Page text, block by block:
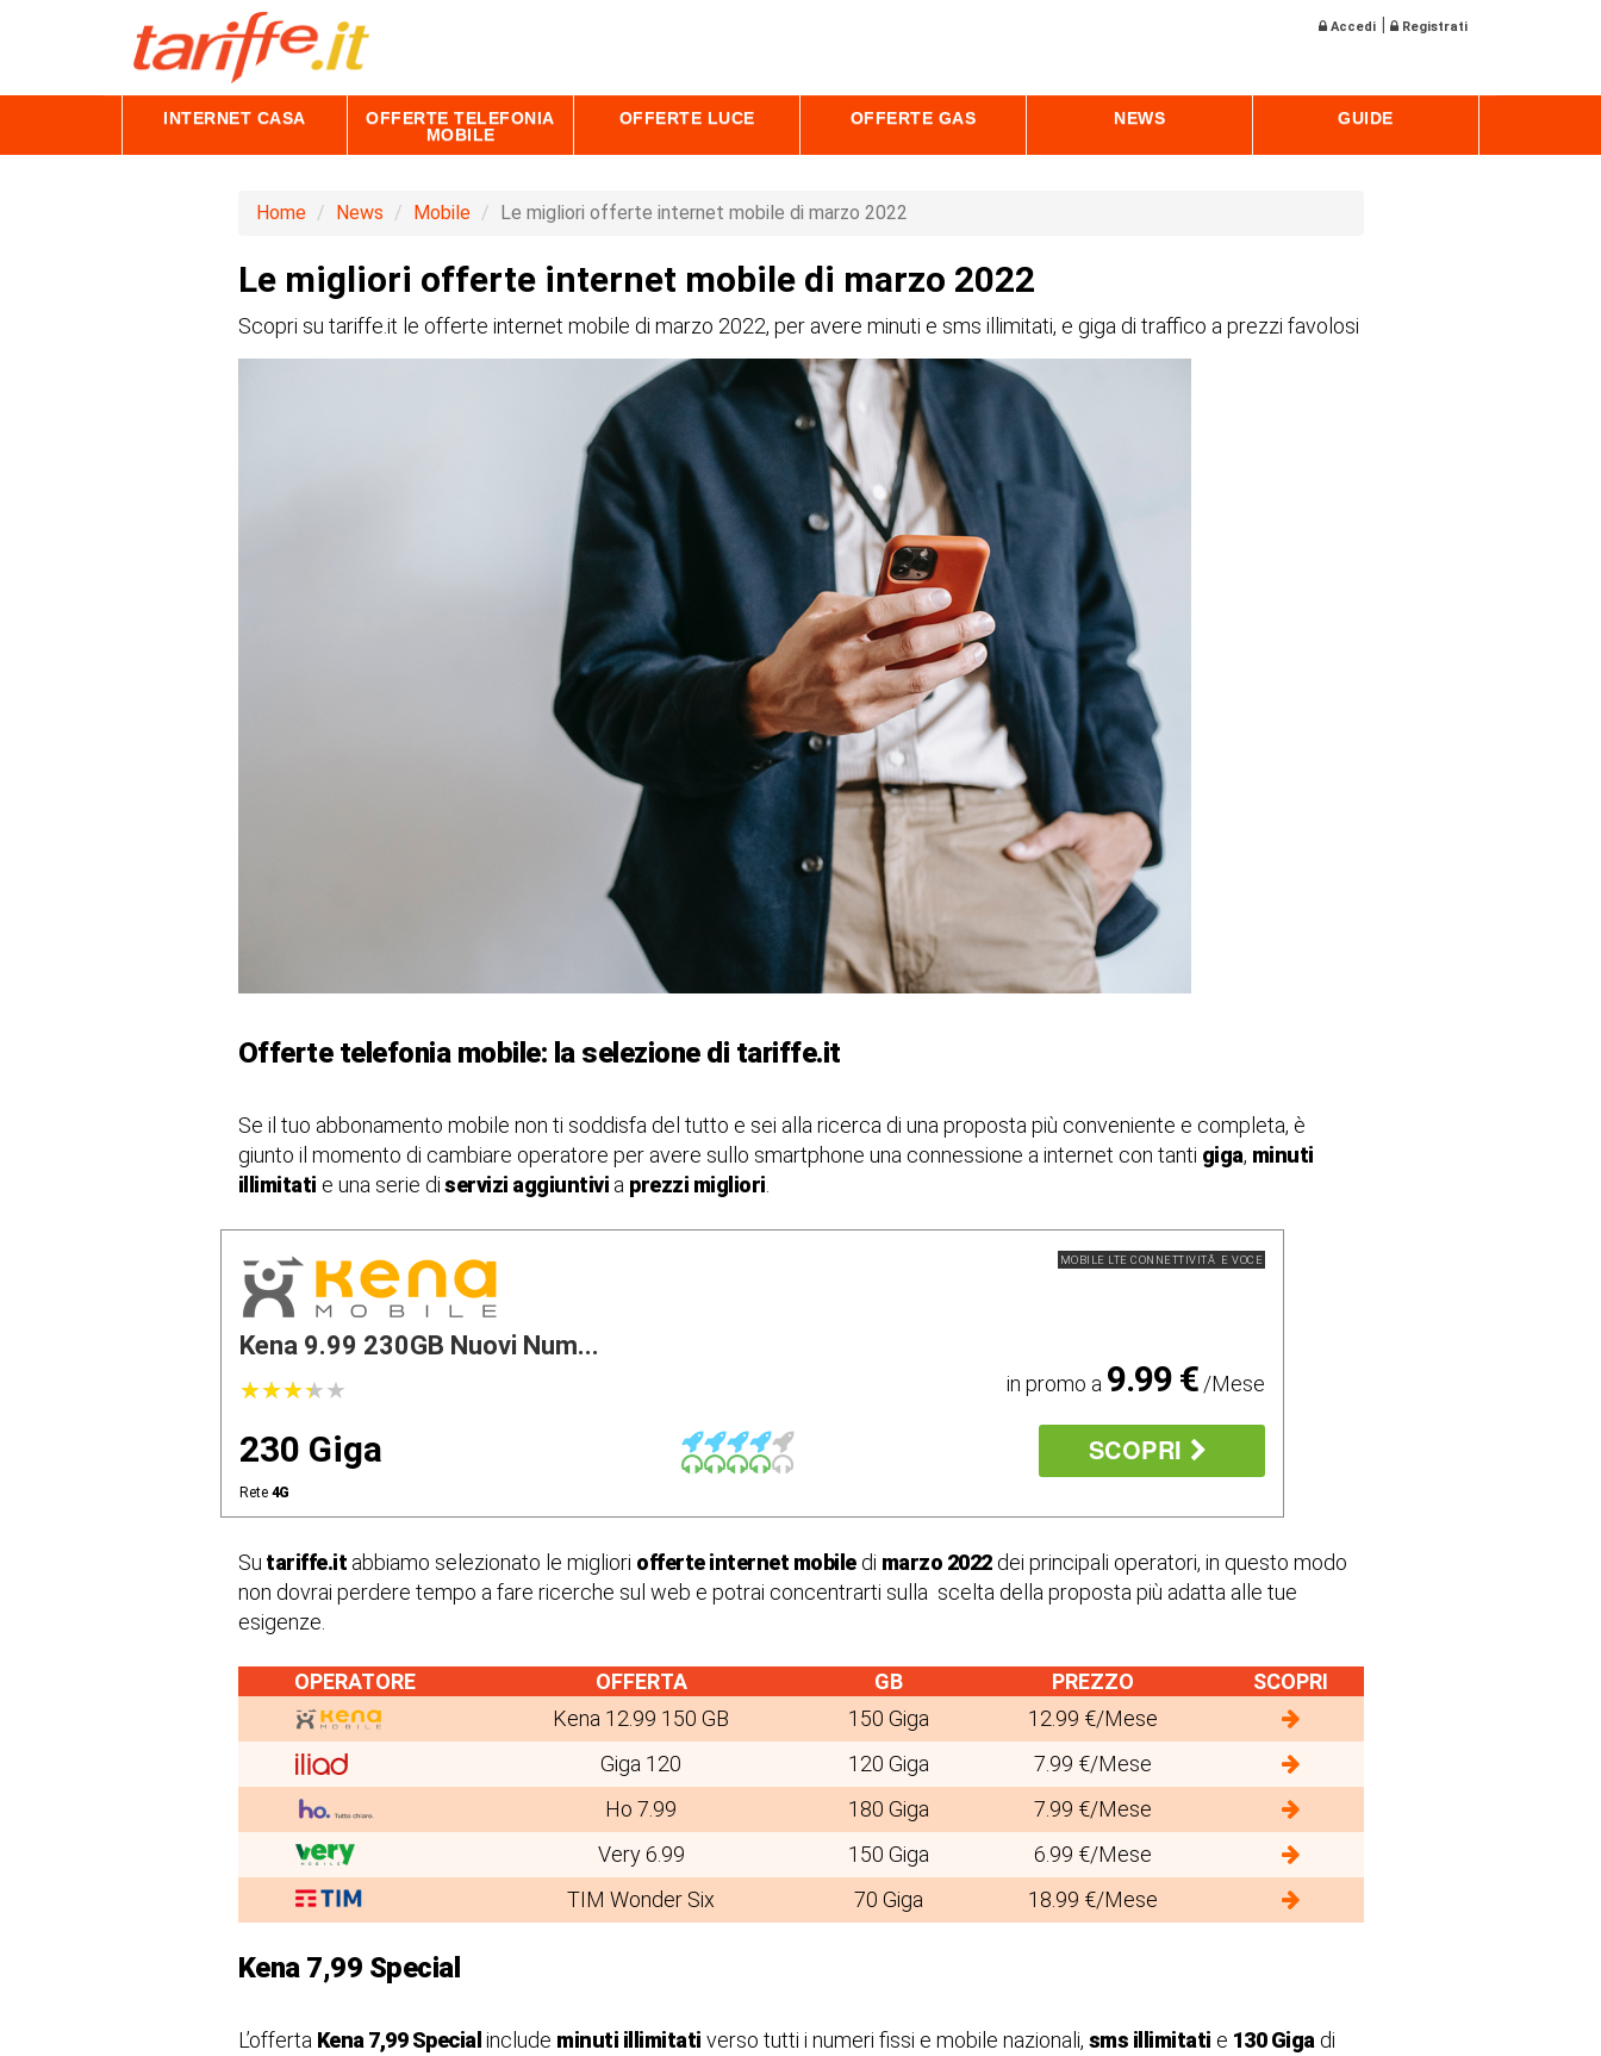
Accedi | Registrati
INTERNET CASA
OFFERTE TELEFONIA
MOBILE
OFFERTE LUCE OFFERTE GAS NEWS GUIDE
Home News Mobile Le migliori offerte internet mobile di marzo 2022
Le migliori offerte internet mobile di marzo 2022
Scopri su tariffe.it le offerte internet mobile di marzo 2022, per avere minuti e sms illimitati, e giga di traffico a prezzi favolosi
Offerte telefonia mobile: la selezione di tariffe.it
Se il tuo abbonamento mobile non ti soddisfa del tutto e sei alla ricerca di una proposta più conveniente e completa, è
giunto il momento di cambiare operatore per avere sullo smartphone una connessione a internet con tanti giga, minuti
illimitati e una serie diservizi aggiuntivi a prezzi migliori
MOBILE LTE CONNETTIVITÃ E VOCE
Kena 9.99 230GB Nuovi Num...
★★★★★
★★★★★ in promo a 9.99 € /Mese
230 Giga
Rete 4G
SCOPRI
Su tariffe.it abbiamo selezionato le migliori offerte internet mobiledi marzo 2022dei principali operatori, in questo modo
non dovrai perdere tempo a fare ricerche sul web e potrai concentrarti sulla scelta della proposta più adatta alle tue
esigenze.
OPERATORE OFFERTA GB PREZZO
SCOPRI
Kena 12.99 150 GB
150 Giga
12.99 €/Mese
Giga 120
120 Giga
7.99 €/Mese
Ho 7.99
180 Giga
7.99 €/Mese
Very 6.99
150 Giga
6.99 €/Mese
TIM Wonder Six
70 Giga 18.99 €/Mese
Kena 7,99 Special
L’offerta Kena 7,99 Special include minuti illimitati verso tutti i numeri fissi e mobile nazionali, sms illimitati e 130 Giga di